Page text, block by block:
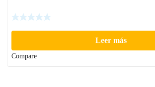
Leer más
Compare